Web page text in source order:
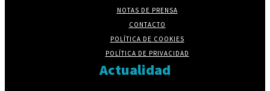
NOTAS DE PRENSA
CONTACTO
POLÍTICA DE COOKIES
POLÍTICA DE PRIVACIDAD
Actualidad